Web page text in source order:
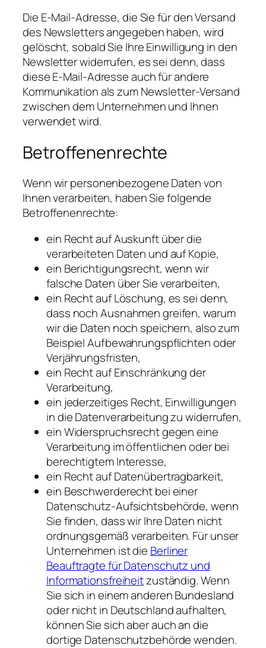
Die E-Mail-Adresse, die Sie für den Versand
des Newsletters angegeben haben, wird
gelöscht, sobald Sie Ihre Einwilligung in den
Newsletter widerrufen, es sei denn, dass
diese E-Mail-Adresse auch für andere
Kommunikation als zum Newsletter-Versand
zwischen dem Unternehmen und Ihnen
verwendet wird.
Betroffenenrechte
Wenn wir personenbezogene Daten von
Ihnen verarbeiten, haben Sie folgende
Betroffenenrechte:
ein Recht auf Auskunft über die
verarbeiteten Daten und auf Kopie,
ein Berichtigungsrecht, wenn wir
falsche Daten über Sie verarbeiten,
ein Recht auf Löschung, es sei denn,
dass noch Ausnahmen greifen, warum
wir die Daten noch speichern, also zum
Beispiel Aufbewahrungspflichten oder
Verjährungsfristen,
ein Recht auf Einschränkung der
Verarbeitung,
ein jederzeitiges Recht, Einwilligungen
in die Datenverarbeitung zu widerrufen,
ein Widerspruchsrecht gegen eine
Verarbeitung im öffentlichen oder bei
berechtigtem Interesse,
ein Recht auf Datenübertragbarkeit,
ein Beschwerderecht bei einer
Datenschutz-Aufsichtsbehörde, wenn
Sie finden, dass wir Ihre Daten nicht
ordnungsgemäß verarbeiten. Für unser
Unternehmen ist die Berliner
Beauftragte für Datenschutz und
Informationsfreiheitzuständig. Wenn
Sie sich in einem anderen Bundesland
oder nicht in Deutschland aufhalten,
können Sie sich aber auch an die
dortige Datenschutzbehörde wenden.